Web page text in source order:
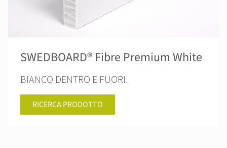
SWEDBOARD® Fibre Premium White
BIANCO DENTRO E FUORI.
RICERCA PRODOTTO